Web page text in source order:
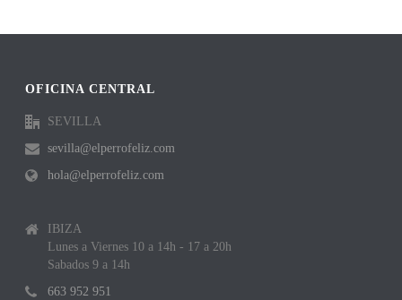
OFICINA CENTRAL
SEVILLA
sevilla@elperrofeliz.com
hola@elperrofeliz.com
IBIZA
Lunes a Viernes 10 a 14h - 17 a 20h
Sabados 9 a 14h
663 952 951